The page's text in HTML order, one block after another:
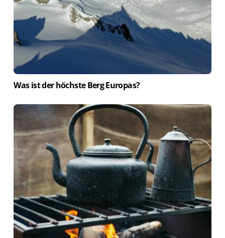
Was ist der höchste Berg Europas?